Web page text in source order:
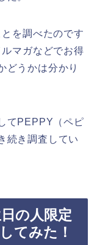
を調べたのです
マガなどでお得
どうかは分かり
てPEPPY（ペピ
続き調査してい
の人限定
てみた！